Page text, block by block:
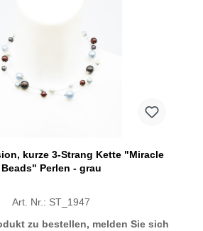
kurze 3-Strang Kette "Miracle
Beads" Perlen - grau
Art. Nr.: ST_1947
zu bestellen, melden Sie sich